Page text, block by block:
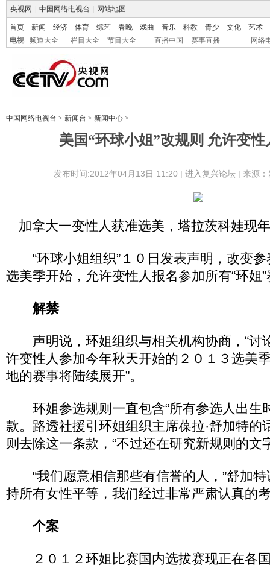
央视网 中国网络电视台 网站地图
首页 新闻 经济 体育 综艺 春晚 戏曲 音乐 科教 青少 文化
艺术
电视
频道大全 栏目大全 节目大全 直播中国 赛事直播 网络
中国网络电视台 > 新闻台 > 新闻中心 >
美国“环球小姐”改规则 允许变性
发布时间:2012年04月13日 11:20 | 进入复兴论坛| 来源
加拿大一变性人获准选美，塔拉茨科娃现
“环球小姐组织”１０日发表声明，改变参
选美季开始，允许变性人报名参加所有“环姐
解禁
声明说，环姐组织与相关机构协商，“讨
许变性人参加今年秋天开始的２０１３选美
地的赛事将陆续展开”。
环姐参选规则一直包含“所有参选人出生
款。路透社援引环姐组织主席葆拉·舒加特的
则去除这一条款，“不过还在研究新规则的文
“我们愿意相信那些有信誉的人，”舒加特
持所有女性平等，我们经过非常严肃认真的
个案
２０１２环姐比赛国内选拔赛现正在各